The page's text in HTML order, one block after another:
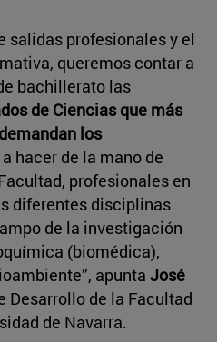
salidas profesionales y el
queremos contar a
bachillerato las
de Ciencias que más
los
hacer de la mano de
profesionales en
diferentes disciplinas
de la investigación
(biomédica),
apunta José
Desarrollo de la Facultad
de Navarra.